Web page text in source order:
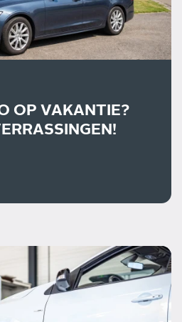
OP VAKANTIE?